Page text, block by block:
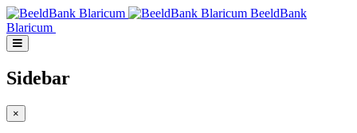
BeeldBank
Blaricum
Sidebar
×